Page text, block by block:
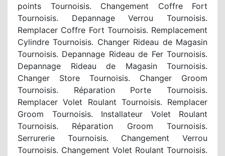
points Tournoisis. Changement Coffre Fort
Tournoisis. Depannage Verrou Tournoisis.
Remplacer Coffre Fort Tournoisis. Remplacement
Cylindre Tournoisis. Changer Rideau de Magasin
Tournoisis. Depannage Rideau de Fer Tournoisis.
Depannage Rideau de Magasin Tournoisis.
Changer Store Tournoisis. Changer Groom
Tournoisis. Réparation Porte Tournoisis.
Remplacer Volet Roulant Tournoisis. Remplacer
Groom Tournoisis. Installateur Volet Roulant
Tournoisis. Réparation Groom Tournoisis.
Serrurerie Tournoisis. Changement Verrou
Tournoisis. Changement Volet Roulant Tournoisis.